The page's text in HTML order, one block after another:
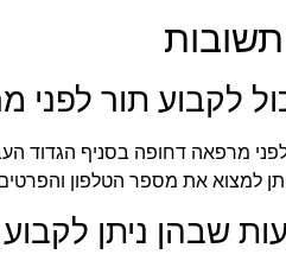
לקבוע תור
לפני מרפאה דחופה בסניף הגדוד
למצוא את מספר הטלפון
שבהן ניתן